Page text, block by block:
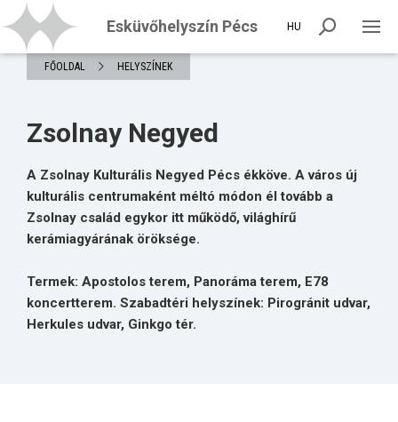
Esküvőhelyszín Pécs HU
FŐOLDAL HELYSZÍNEK
Zsolnay Negyed
A Zsolnay Kulturális Negyed Pécs ékköve. A város új
kulturális centrumaként méltó módon él tovább a
Zsolnay család egykor itt működő, világhírű
kerámiagyárának öröksége.
Termek: Apostolos terem, Panoráma terem, E78
koncertterem. Szabadtéri helyszínek: Pirogránit udvar,
Herkules udvar, Ginkgo tér.